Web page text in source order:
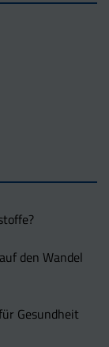
den Wandel
Gesundheit